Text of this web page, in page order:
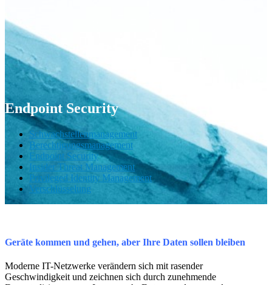
Endpoint Security
Schwachstellenmanagement
Berechtigungsmanagement
Endpoint Security
Insider Threat Management
Privileged Identity Management
Verschlüsselung
Geräte kommen und gehen, aber Ihre Daten sollen bleiben
Moderne IT-Netzwerke verändern sich mit rasender
Geschwindigkeit und zeichnen sich durch zunehmende